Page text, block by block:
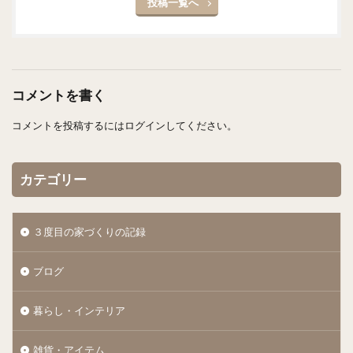
コメントを書く
コメントを投稿するにはログインしてください。
カテゴリー
３度目の家づくりの記録
ブログ
暮らし・インテリア
雑貨・アイテム